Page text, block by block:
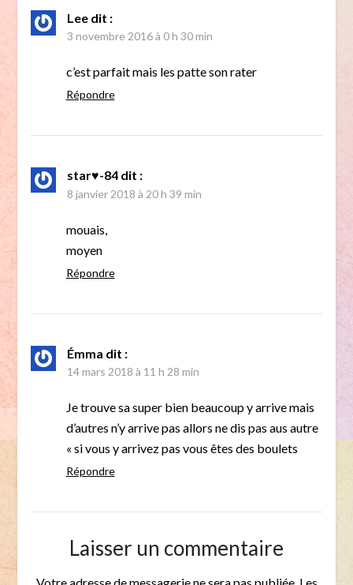
Lee dit :
3 novembre 2016 à 0 h 30 min
c’est parfait mais les patte son rater
Répondre
star♥-84 dit :
8 janvier 2018 à 20 h 39 min
mouais,
moyen
Répondre
Émma dit :
14 mars 2018 à 11 h 28 min
Je trouve sa super bien beaucoup y arrive mais
d’autres n’y arrive pas allors ne dis pas aus autre
« si vous y arrivez pas vous êtes des boulets
Répondre
Laisser un commentaire